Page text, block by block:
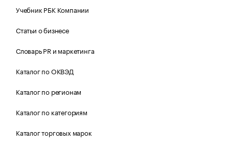
Учебник РБК Компании
Статьи о бизнесе
Словарь PR и маркетинга
Каталог по ОКВЭД
Каталог по регионам
Каталог по категориям
Каталог торговых марок